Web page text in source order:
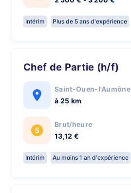
Intérim Plus de 5 ans d'expérience
Chef de Partie (h/f)
Saint-Ouen-l'Aumône
à 25 km
Brut/heure
13,12 €
Intérim Au moins 1 an d'expérience